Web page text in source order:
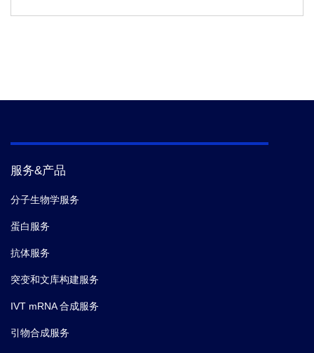
服务&产品
分子生物学服务
蛋白服务
抗体服务
突变和文库构建服务
IVT mRNA 合成服务
引物合成服务